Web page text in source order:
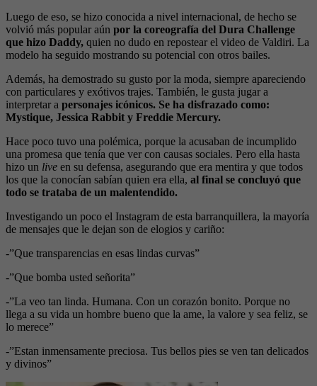
Luego de eso, se hizo conocida a nivel internacional, de hecho se
volvió más popular aún por la coreografía del Dura Challenge
que hizo Daddy, quien no dudo en repostear el video de Valdiri. La
modelo ha seguido mostrando su potencial con otros bailes.
Además, ha demostrado su gusto por la moda, siempre apareciendo
con particulares y exótivos trajes. También, le gusta jugar a
interpretar a personajes icónicos. Se ha disfrazado como:
Mystique, Jessica Rabbit y Freddie Mercury.
Hace poco tuvo una polémica, porque la acusaban de incumplido
una promesa que tenía que ver con causas sociales. Pero ella hasta
hizo un live en su defensa, asegurando que era mentira y que todos
los que la conocían sabían quien era ella, al final se concluyó que
todo se trataba de un malentendido.
Investigando un poco el Instagram de esta barranquillera, la mayoría
de mensajes que le dejan son de elogios y cariño:
-”Que transparencias en esas lindas curvas”
-”Que bomba usted señorita”
-”La veo tan linda. Humana. Con un corazón bonito. Porque no
llega a su vida un hombre bueno que la ame, la valore y sea feliz, se
lo merece”
-”Estan inmensamente preciosa. Tus bellos pies se ven tan delicados
y divinos”